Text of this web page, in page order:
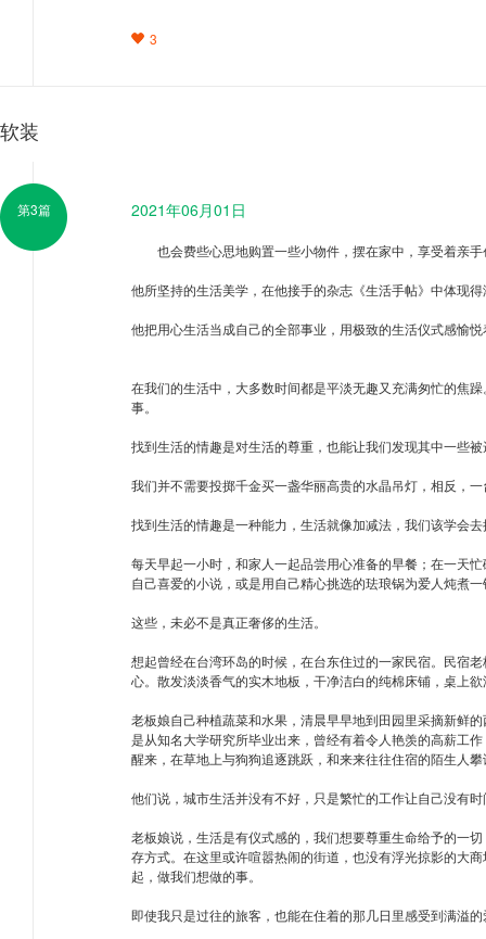
3
软装
第3篇 2021年06月01日
也会费些心思地购置一些小物件，摆在家中，享受着亲
他所坚持的生活美学，在他接手的杂志《生活手帖》中体现
他把用心生活当成自己的全部事业，用极致的生活仪式感愉
在我们的生活中，大多数时间都是平淡无趣又充满匆忙的焦
事。
找到生活的情趣是对生活的尊重，也能让我们发现其中一些
我们并不需要投掷千金买一盏华丽高贵的水晶吊灯，相反，
找到生活的情趣是一种能力，生活就像加减法，我们该学会
每天早起一小时，和家人一起品尝用心准备的早餐；在一天
自己喜爱的小说，或是用自己精心挑选的珐琅锅为爱人炖煮
这些，未必不是真正奢侈的生活。
想起曾经在台湾环岛的时候，在台东住过的一家民宿。民宿
心。散发淡淡香气的实木地板，干净洁白的纯棉床铺，桌上
老板娘自己种植蔬菜和水果，清晨早早地到田园里采摘新鲜
是从知名大学研究所毕业出来，曾经有着令人艳羡的高薪工
醒来，在草地上与狗狗追逐跳跃，和来来往往住宿的陌生人
他们说，城市生活并没有不好，只是繁忙的工作让自己没有
老板娘说，生活是有仪式感的，我们想要尊重生命给予的一
存方式。在这里或许喧嚣热闹的街道，也没有浮光掠影的大
起，做我们想做的事。
即使我只是过往的旅客，也能在住着的那几日里感受到满溢